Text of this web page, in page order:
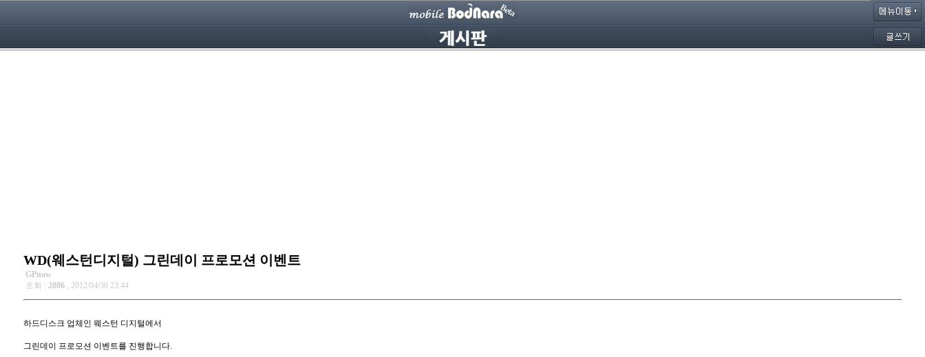
WD(웨스턴디지털) 그린데이 프로모션 이벤트
GPnow
조회 : 2086 , 2012/04/30 23:44
하드디스크 업체인 웨스턴 디지털에서
그린데이 프로모션 이벤트를 진행합니다.